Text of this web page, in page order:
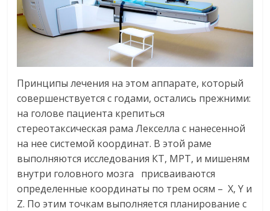
Принципы лечения на этом аппарате, который
совершенствуется с годами, остались прежними:
на голове пациента крепиться
стереотаксическая рама Лекселла с нанесенной
на нее системой координат. В этой раме
выполняются исследования КТ, МРТ, и мишеням
внутри головного мозга присваиваются
определенные координаты по трем осям – X, Y и
Z. По этим точкам выполняется планирование с